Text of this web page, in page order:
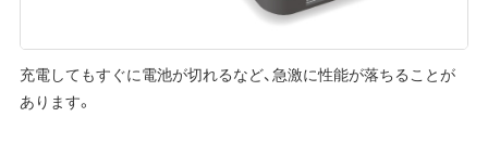
充電してもすぐに電池が切れるなど、急激に性能が落ちることが
あります。